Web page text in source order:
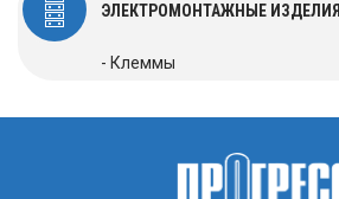
ЭЛЕКТРОМОНТАЖНЫЕ ИЗДЕЛИЯ
- Клеммы